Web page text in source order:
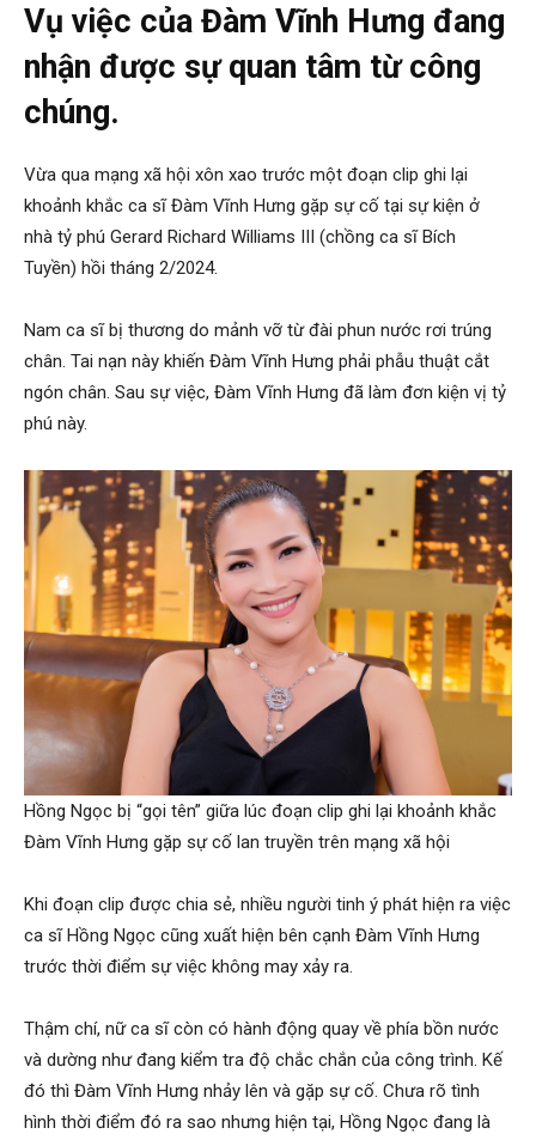
Vụ việc của Đàm Vĩnh Hưng đang
nhận được sự quan tâm từ công
chúng.
Vừa qua mạng xã hội xôn xao trước một đoạn clip ghi lại
khoảnh khắc ca sĩ Đàm Vĩnh Hưng gặp sự cố tại sự kiện ở
nhà tỷ phú Gerard Richard Williams III (chồng ca sĩ Bích
Tuyền) hồi tháng 2/2024.
Nam ca sĩ bị thương do mảnh vỡ từ đài phun nước rơi trúng
chân. Tai nạn này khiến Đàm Vĩnh Hưng phải phẫu thuật cắt
ngón chân. Sau sự việc, Đàm Vĩnh Hưng đã làm đơn kiện vị tỷ
phú này.
Hồng Ngọc bị “gọi tên” giữa lúc đoạn clip ghi lại khoảnh khắc
Đàm Vĩnh Hưng gặp sự cố lan truyền trên mạng xã hội
Khi đoạn clip được chia sẻ, nhiều người tinh ý phát hiện ra việc
ca sĩ Hồng Ngọc cũng xuất hiện bên cạnh Đàm Vĩnh Hưng
trước thời điểm sự việc không may xảy ra.
Thậm chí, nữ ca sĩ còn có hành động quay về phía bồn nước
và dường như đang kiểm tra độ chắc chắn của công trình. Kế
đó thì Đàm Vĩnh Hưng nhảy lên và gặp sự cố. Chưa rõ tình
hình thời điểm đó ra sao nhưng hiện tại, Hồng Ngọc đang là